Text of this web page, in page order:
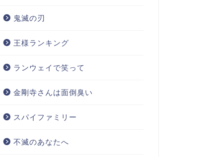
鬼滅の刃
王様ランキング
ランウェイで笑って
金剛寺さんは面倒臭い
スパイファミリー
不滅のあなたへ